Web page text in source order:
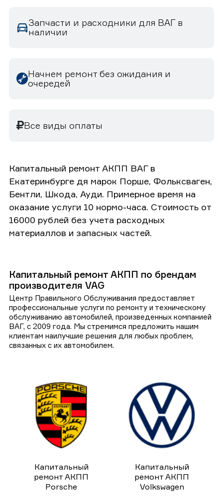
Запчасти и расходники для ВАГ в
наличии
Начнем ремонт без ожидания и
очередей
Все виды оплаты
Капитальный ремонт АКПП ВАГ в
Екатеринбурге дя марок Порше, Фольксваген,
Бентли, Шкода, Ауди. Примерное время на
оказание услуги 10 нормо-часа. Стоимость от
16000 рублей без учета расходных
материаллов и запасных частей.
Капитальный ремонт АКПП по брендам
производителя VAG
Центр Правильного Обслуживания предоставляет
профессиональные услуги по ремонту и техническому
обслуживанию автомобилей, произведенных компанией
ВАГ, с 2009 года. Мы стремимся предложить нашим
клиентам наилучшие решения для любых проблем,
связанных с их автомобилем.
Капитальный
ремонт АКПП
Porsche
Капитальный
ремонт АКПП
Volkswagen